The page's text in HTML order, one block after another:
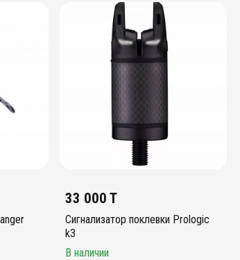
33 000 T
Сигнализатор поклевки Prologic
k3
В наличии